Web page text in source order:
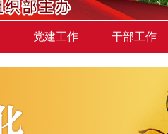
党建工作 干部工作